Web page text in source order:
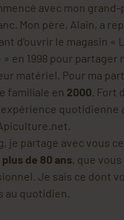
avec mon grand-
Mon père, Alain, a
d'ouvrir le magasin «
en 1998 pour partager
matériel. Pour ma
familiale en 2000. Fort
quotidienne
je partage avec vous ce
de 80 ans, que
Je sais ce dont
au quotidien.